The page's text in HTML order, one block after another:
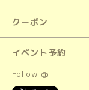
クーポン
イベント予約
Follow @